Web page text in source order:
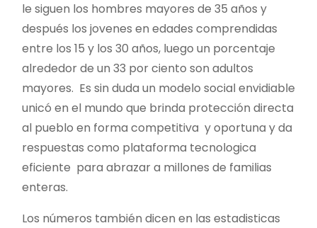
le siguen los hombres mayores de 35 años y
después los jovenes en edades comprendidas
entre los 15 y los 30 años, luego un porcentaje
alrededor de un 33 por ciento son adultos
mayores. Es sin duda un modelo social envidiable
unicó en el mundo que brinda protección directa
al pueblo en forma competitiva y oportuna y da
respuestas como plataforma tecnologica
eficiente para abrazar a millones de familias
enteras.
Los números también dicen en las estadisticas